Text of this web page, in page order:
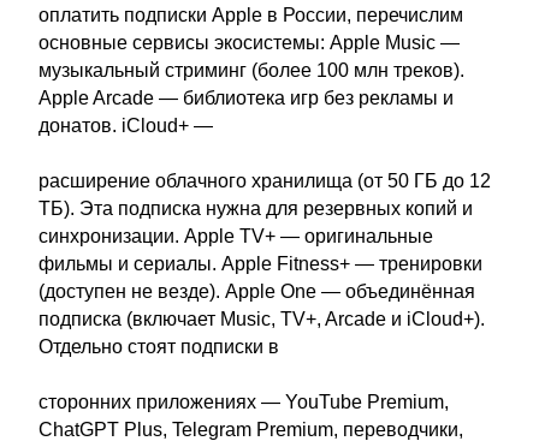
оплатить подписки Apple в России, перечислим
основные сервисы экосистемы: Apple Music —
музыкальный стриминг (более 100 млн треков).
Apple Arcade — библиотека игр без рекламы и
донатов. iCloud+ —
расширение облачного хранилища (от 50 ГБ до 12
ТБ). Эта подписка нужна для резервных копий и
синхронизации. Apple TV+ — оригинальные
фильмы и сериалы. Apple Fitness+ — тренировки
(доступен не везде). Apple One — объединённая
подписка (включает Music, TV+, Arcade и iCloud+).
Отдельно стоят подписки в
сторонних приложениях — YouTube Premium,
ChatGPT Plus, Telegram Premium, переводчики,